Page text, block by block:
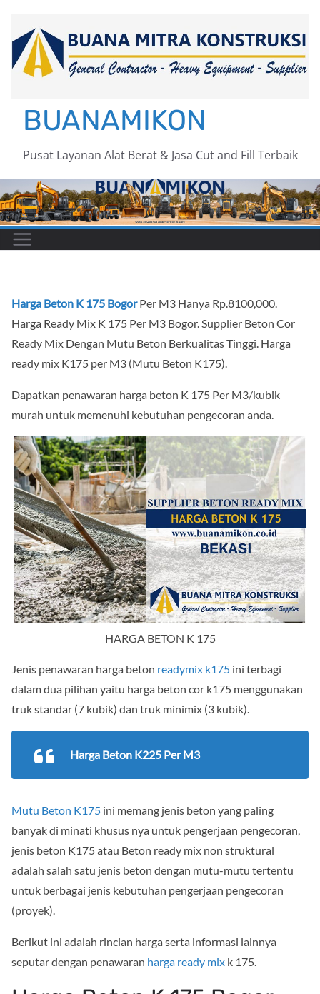
content
BUANAMIKON
Pusat Layanan Alat Berat & Jasa Cut and Fill Terbaik
Harga Beton K 175 BogorPer M3 Hanya Rp.8100,000.
Harga Ready Mix K 175 Per M3 Bogor. Supplier Beton Cor
Ready Mix Dengan Mutu Beton Berkualitas Tinggi. Harga
ready mix K175 per M3 (Mutu Beton K175).
Dapatkan penawaran harga beton K 175 Per M3/kubik
murah untuk memenuhi kebutuhan pengecoran anda.
HARGA BETON K 175
Jenis penawaran harga beton readymix k175 ini terbagi
dalam dua pilihan yaitu harga beton cor k175 menggunakan
truk standar (7 kubik) dan truk minimix (3 kubik).
Harga Beton K225 Per M3
Mutu Beton K175 ini memang jenis beton yang paling
banyak di minati khusus nya untuk pengerjaan pengecoran,
jenis beton K175 atau Beton ready mix non struktural
adalah salah satu jenis beton dengan mutu-mutu tertentu
untuk berbagai jenis kebutuhan pengerjaan pengecoran
(proyek).
Berikut ini adalah rincian harga serta informasi lainnya
seputar dengan penawaran harga ready mix k 175.